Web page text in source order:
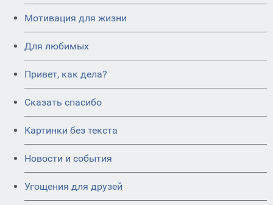
Мотивация для жизни
Для любимых
Привет, как дела?
Сказать спасибо
Картинки без текста
Новости и события
Угощения для друзей